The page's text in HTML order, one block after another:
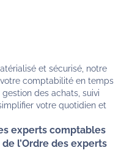
et sécurisé, notre
comptabilité en temps
des achats, suivi
votre quotidien et
experts comptables
l’Ordre des experts